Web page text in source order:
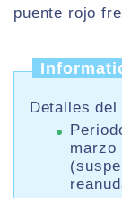
puente rojo
Detalles
marzo